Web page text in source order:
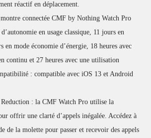
réactif en déplacement.
connectée CMF by Nothing Watch Pro
en usage classique, 11 jours en
en mode économie d’énergie, 18 heures avec
continu et 27 heures avec une utilisation
: compatible avec iOS 13 et Android
: la CMF Watch Pro utilise la
offrir une clarté d’appels inégalée. Accédez à
de la molette pour passer et recevoir des appels